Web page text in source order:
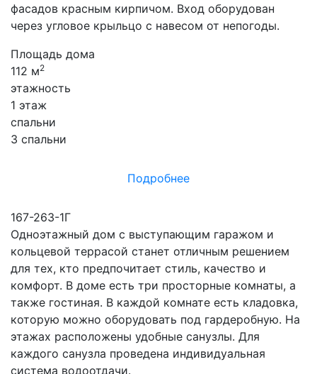
фасадов красным кирпичом. Вход оборудован
через угловое крыльцо с навесом от непогоды.
Площадь дома
112 м2
этажность
1 этаж
спальни
3 спальни
Подробнее
167-263-1Г
Одноэтажный дом с выступающим гаражом и
кольцевой террасой станет отличным решением
для тех, кто предпочитает стиль, качество и
комфорт. В доме есть три просторные комнаты, а
также гостиная. В каждой комнате есть кладовка,
которую можно оборудовать под гардеробную. На
этажах расположены удобные санузлы. Для
каждого санузла проведена индивидуальная
система водоотдачи.